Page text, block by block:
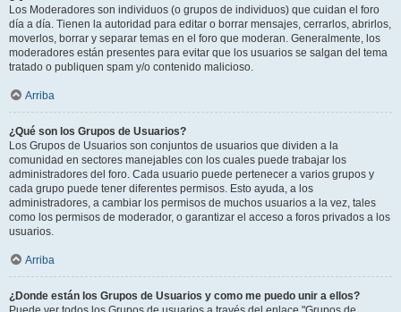
Los Moderadores son individuos (o grupos de individuos) que cuidan el foro
día a día. Tienen la autoridad para editar o borrar mensajes, cerrarlos, abrirlos,
moverlos, borrar y separar temas en el foro que moderan. Generalmente, los
moderadores están presentes para evitar que los usuarios se salgan del tema
tratado o publiquen spam y/o contenido malicioso.
Arriba
¿Qué son los Grupos de Usuarios?
Los Grupos de Usuarios son conjuntos de usuarios que dividen a la
comunidad en sectores manejables con los cuales puede trabajar los
administradores del foro. Cada usuario puede pertenecer a varios grupos y
cada grupo puede tener diferentes permisos. Esto ayuda, a los
administradores, a cambiar los permisos de muchos usuarios a la vez, tales
como los permisos de moderador, o garantizar el acceso a foros privados a los
usuarios.
Arriba
¿Donde están los Grupos de Usuarios y como me puedo unir a ellos?